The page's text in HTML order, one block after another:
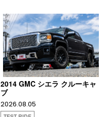
2014 GMC シエラ クルーキャ
ブ
2026.08.05